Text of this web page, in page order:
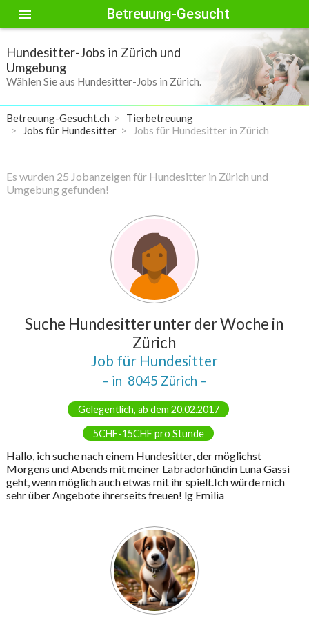
menu Betreuung-Gesucht
Hundesitter-Jobs in Zürich und
Umgebung
Wählen Sie aus Hundesitter-Jobs in Zürich.
Betreuung-Gesucht.ch
Tierbetreuung
Jobs für Hundesitter
Jobs für Hundesitter in Zürich
Es wurden 25 Jobanzeigen für Hundesitter in Zürich und
Umgebung gefunden!
Suche Hundesitter unter der Woche in
Zürich
Job für Hundesitter
– in 8045 Zürich –
Gelegentlich, ab dem 20.02.2017
5CHF-15CHF pro Stunde
Hallo, ich suche nach einem Hundesitter, der möglichst
Morgens und Abends mit meiner Labradorhündin Luna Gassi
geht, wenn möglich auch etwas mit ihr spielt.Ich würde mich
sehr über Angebote ihrerseits freuen! lg Emilia